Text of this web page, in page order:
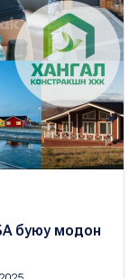
буюу модон